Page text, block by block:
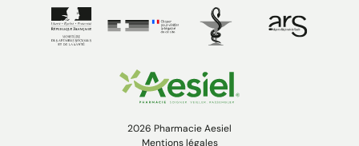
2026 Pharmacie Aesiel
Mentions légales